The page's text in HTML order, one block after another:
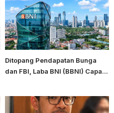
Ditopang Pendapatan Bunga
dan FBI, Laba BNI (BBNI) Capa...